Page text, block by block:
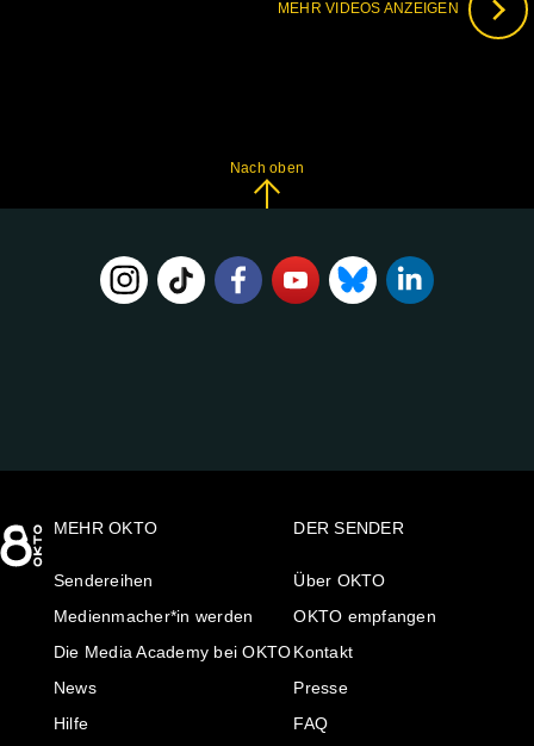
MEHR VIDEOS ANZEIGEN
Nach oben
MEHR OKTO
Sendereihen
Medienmacher*in werden
Die Media Academy bei OKTO
News
Hilfe
DER SENDER
Über OKTO
OKTO empfangen
Kontakt
Presse
FAQ